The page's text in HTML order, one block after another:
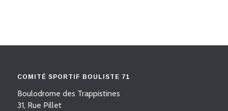
COMITÉ SPORTIF BOULISTE 71
Boulodrome des Trappistines
31, Rue Pillet